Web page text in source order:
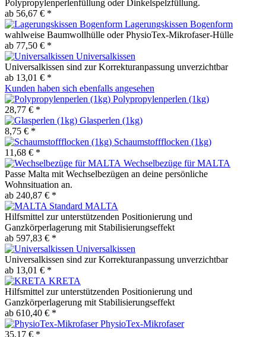
Polypropylenperlenfüllung oder Dinkelspelzfüllung.
ab 56,67 € *
Lagerungskissen Bogenform
wahlweise Baumwollhülle oder PhysioTex-Mikrofaser-Hülle
ab 77,50 € *
Universalkissen
Universalkissen sind zur Korrekturanpassung unverzichtbar
ab 13,01 € *
Kunden haben sich ebenfalls angesehen
Polypropylenperlen (1kg)
28,77 € *
Glasperlen (1kg)
8,75 € *
Schaumstoffflocken (1kg)
11,68 € *
Wechselbezüge für MALTA
Passe Malta mit Wechselbezügen an deine persönliche
Wohnsituation an.
ab 240,87 € *
MALTA
Hilfsmittel zur unterstützenden Positionierung und
Ganzkörperlagerung mit Stabilisierungseffekt
ab 597,83 € *
Universalkissen
Universalkissen sind zur Korrekturanpassung unverzichtbar
ab 13,01 € *
KRETA
Hilfsmittel zur unterstützenden Positionierung und
Ganzkörperlagerung mit Stabilisierungseffekt
ab 610,40 € *
PhysioTex-Mikrofaser
35,17 € *